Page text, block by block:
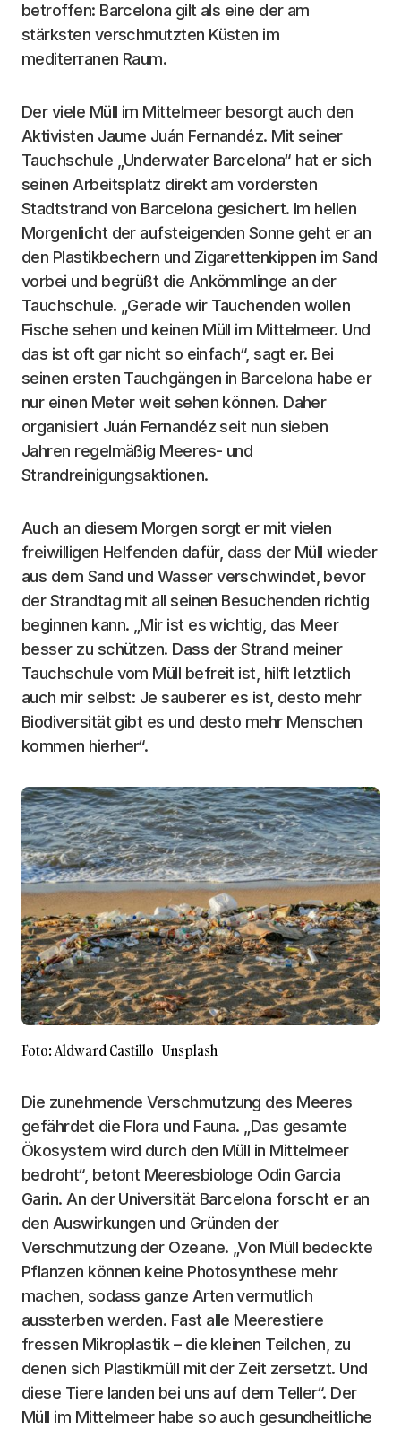
betroffen: Barcelona gilt als eine der am
stärksten verschmutzten Küsten im
mediterranen Raum.
Der viele Müll im Mittelmeer besorgt auch den
Aktivisten Jaume Juán Fernandéz. Mit seiner
Tauchschule „Underwater Barcelona“ hat er sich
seinen Arbeitsplatz direkt am vordersten
Stadtstrand von Barcelona gesichert. Im hellen
Morgenlicht der aufsteigenden Sonne geht er an
den Plastikbechern und Zigarettenkippen im Sand
vorbei und begrüßt die Ankömmlinge an der
Tauchschule. „Gerade wir Tauchenden wollen
Fische sehen und keinen Müll im Mittelmeer. Und
das ist oft gar nicht so einfach“, sagt er. Bei
seinen ersten Tauchgängen in Barcelona habe er
nur einen Meter weit sehen können. Daher
organisiert Juán Fernandéz seit nun sieben
Jahren regelmäßig Meeres- und
Strandreinigungsaktionen.
Auch an diesem Morgen sorgt er mit vielen
freiwilligen Helfenden dafür, dass der Müll wieder
aus dem Sand und Wasser verschwindet, bevor
der Strandtag mit all seinen Besuchenden richtig
beginnen kann. „Mir ist es wichtig, das Meer
besser zu schützen. Dass der Strand meiner
Tauchschule vom Müll befreit ist, hilft letztlich
auch mir selbst: Je sauberer es ist, desto mehr
Biodiversität gibt es und desto mehr Menschen
kommen hierher“.
Foto: Aldward Castillo | Unsplash
Die zunehmende Verschmutzung des Meeres
gefährdet die Flora und Fauna. „Das gesamte
Ökosystem wird durch den Müll in Mittelmeer
bedroht“, betont Meeresbiologe Odin Garcia
Garin. An der Universität Barcelona forscht er an
den Auswirkungen und Gründen der
Verschmutzung der Ozeane. „Von Müll bedeckte
Pflanzen können keine Photosynthese mehr
machen, sodass ganze Arten vermutlich
aussterben werden. Fast alle Meerestiere
fressen Mikroplastik – die kleinen Teilchen, zu
denen sich Plastikmüll mit der Zeit zersetzt. Und
diese Tiere landen bei uns auf dem Teller“. Der
Müll im Mittelmeer habe so auch gesundheitliche